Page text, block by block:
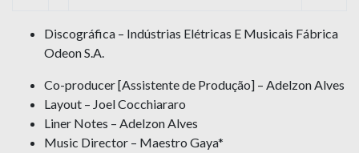
Discográfica – Indústrias Elétricas E Musicais Fábrica
Odeon S.A.
Co-producer [Assistente de Produção] – Adelzon Alves
Layout – Joel Cocchiararo
Liner Notes – Adelzon Alves
Music Director – Maestro Gaya*